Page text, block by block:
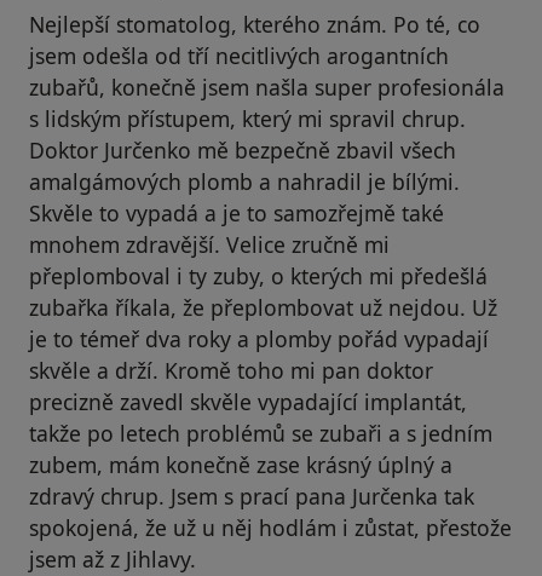
Nejlepší stomatolog, kterého znám. Po té, co
jsem odešla od tří necitlivých arogantních
zubařů, konečně jsem našla super profesionála
s lidským přístupem, který mi spravil chrup.
Doktor Jurčenko mě bezpečně zbavil všech
amalgámových plomb a nahradil je bílými.
Skvěle to vypadá a je to samozřejmě také
mnohem zdravější. Velice zručně mi
přeplomboval i ty zuby, o kterých mi předešlá
zubařka říkala, že přeplombovat už nejdou. Už
je to témeř dva roky a plomby pořád vypadají
skvěle a drží. Kromě toho mi pan doktor
precizně zavedl skvěle vypadající implantát,
takže po letech problémů se zubaři a s jedním
zubem, mám konečně zase krásný úplný a
zdravý chrup. Jsem s prací pana Jurčenka tak
spokojená, že už u něj hodlám i zůstat, přestože
jsem až z Jihlavy.